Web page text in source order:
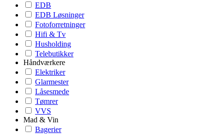
EDB
EDB Løsninger
Fotoforretninger
Hifi & Tv
Husholding
Telebutikker
Håndværkere
Elektriker
Glarmester
Låsesmede
Tømrer
VVS
Mad & Vin
Bagerier